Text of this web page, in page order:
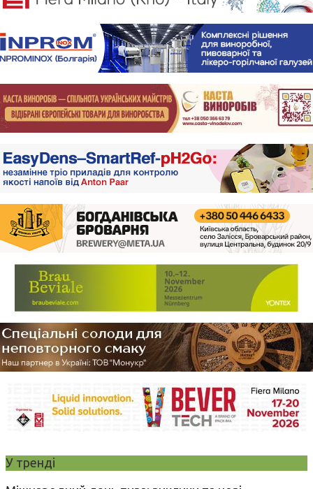
У тренді